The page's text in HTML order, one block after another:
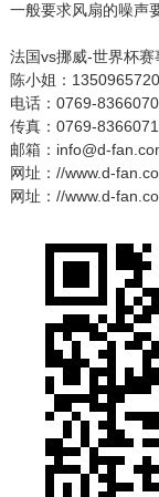
一般要求风扇的噪声
法国vs挪威-世界杯赛
陈小姐：
电话：0769-
传真：0769-
邮箱：info@d-
网址：//www.d-
网址：//www.d-